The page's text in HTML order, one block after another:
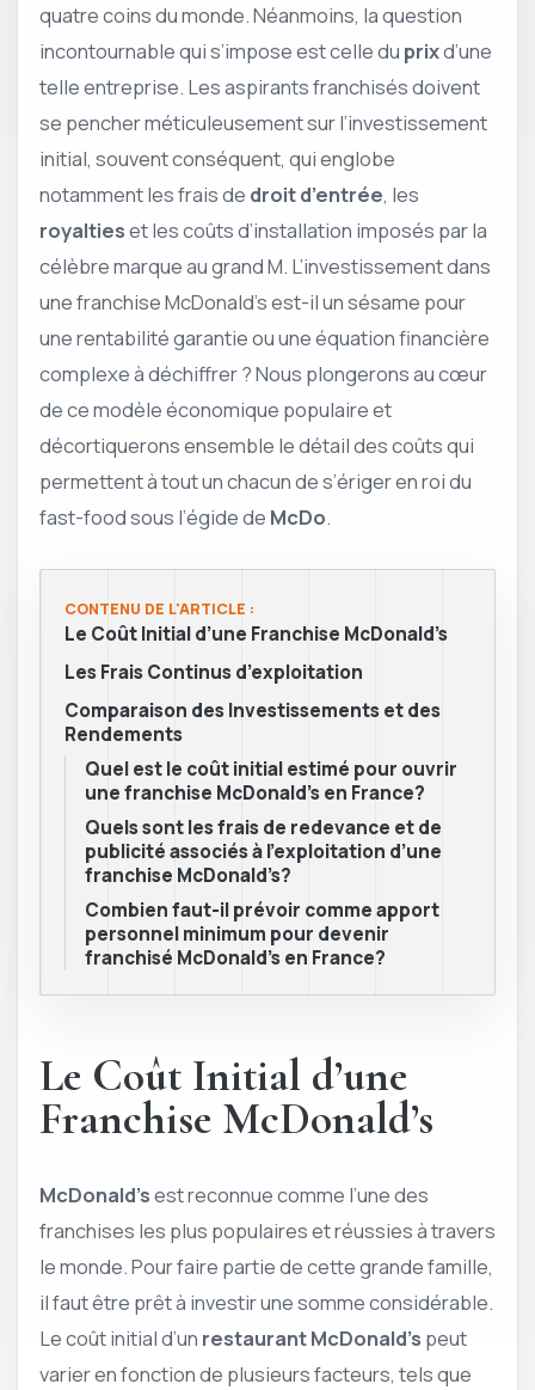
quatre coins du monde. Néanmoins, la question
incontournable qui s’impose est celle du prixd’une
telle entreprise. Les aspirants franchisés doivent
se pencher méticuleusement sur l’investissement
initial, souvent conséquent, qui englobe
notamment les frais de droit d’entrée, les
royaltieset les coûts d’installation imposés par la
célèbre marque au grand M. L’investissement dans
une franchise McDonald’s est-il un sésame pour
une rentabilité garantie ou une équation financière
complexe à déchiffrer ? Nous plongerons au cœur
de ce modèle économique populaire et
décortiquerons ensemble le détail des coûts qui
permettent à tout un chacun de s’ériger en roi du
fast-food sous l’égide de McDo.
CONTENU DE L'ARTICLE :
Le Coût Initial d’une Franchise McDonald’s
Les Frais Continus d’exploitation
Comparaison des Investissements et des
Rendements
Quel est le coût initial estimé pour ouvrir
une franchise McDonald’s en France?
Quels sont les frais de redevance et de
publicité associés à l’exploitation d’une
franchise McDonald’s?
Combien faut-il prévoir comme apport
personnel minimum pour devenir
franchisé McDonald’s en France?
Le Coût Initial d’une
Franchise McDonald’s
McDonald’sest reconnue comme l’une des
franchises les plus populaires et réussies à travers
le monde. Pour faire partie de cette grande famille,
il faut être prêt à investir une somme considérable.
Le coût initial d’un restaurant McDonald’s peut
varier en fonction de plusieurs facteurs, tels que